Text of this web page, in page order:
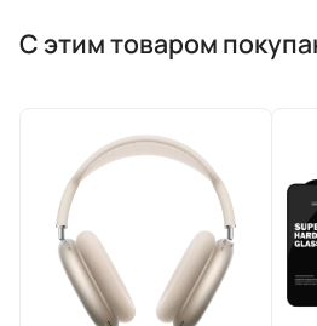
С этим товаром